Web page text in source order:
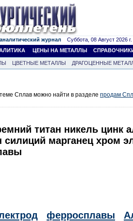
журнал Суббота, 08 Август 2026 г.
ЦЕНЫ НА МЕТАЛЛЫ
ЦВЕТНЫЕ МЕТАЛЛЫ
ДРАГОЦЕННЫЕ
Сплав можно найти в разделе продам
титан никель цинк
силиций марганец хром
ферросплавы